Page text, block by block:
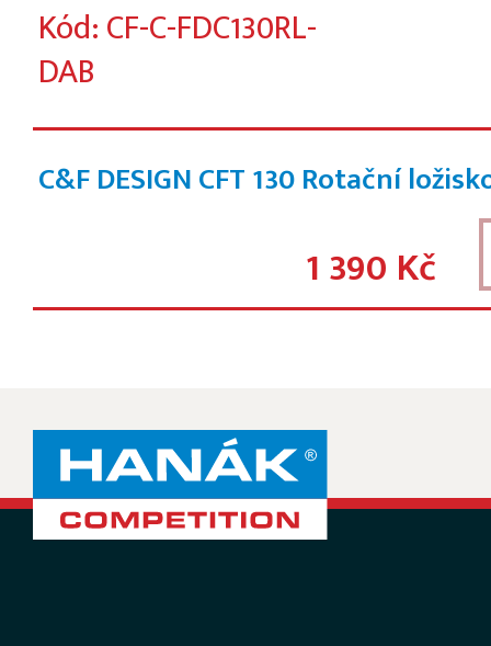
Kód: CF-C-FDC130RL-
DAB
C&F DESIGN CFT 130 Rotační
1 390 Kč